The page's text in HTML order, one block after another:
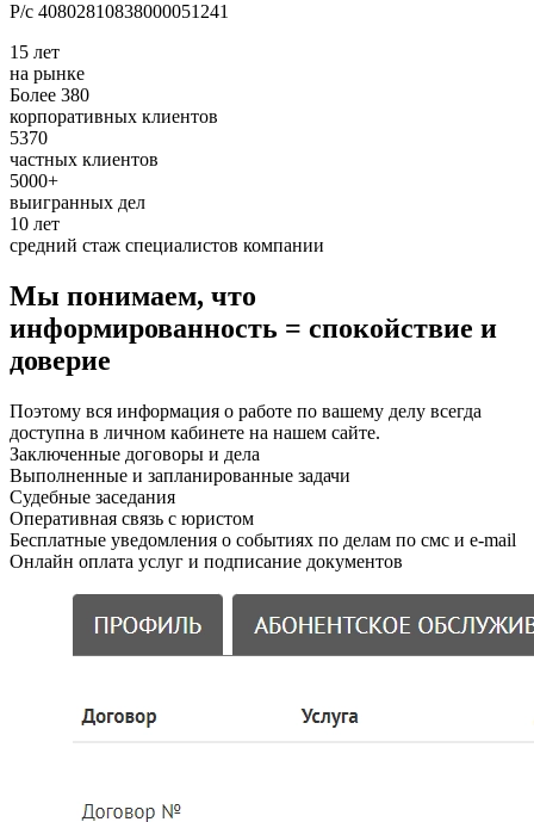
Р/с 40802810838000051241
15 лет
на рынке
Более 380
корпоративных клиентов
5370
частных клиентов
5000+
выигранных дел
10 лет
средний стаж специалистов компании
Мы понимаем, что
информированность = спокойствие и
доверие
Поэтому вся информация о работе по вашему делу всегда
доступна в личном кабинете на нашем сайте.
Заключенные договоры и дела
Выполненные и запланированные задачи
Судебные заседания
Оперативная связь с юристом
Бесплатные уведомления о событиях по делам по смс и e-mail
Онлайн оплата услуг и подписание документов